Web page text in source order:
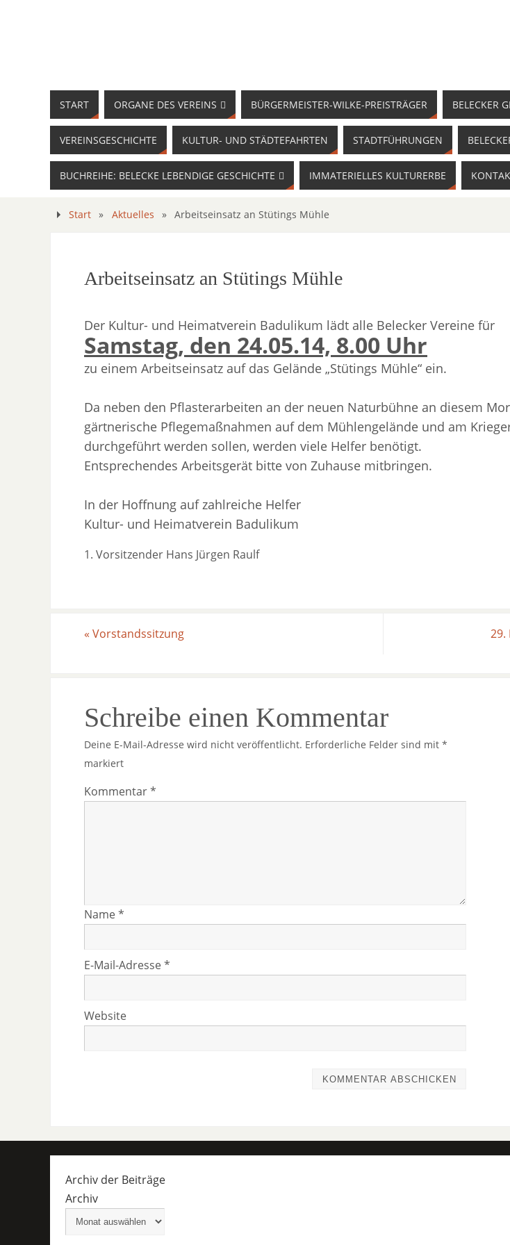
START ORGANE DES VEREINS BÜRGERMEISTER-WILKE-PREISTRÄGER BELECKER
VEREINSGESCHICHTE KULTUR- UND STÄDTEFAHRTEN STADTFÜHRUNGEN
BUCHREIHE: BELECKE LEBENDIGE GESCHICHTE IMMATERIELLES KULTURERBE
Start » Aktuelles » Arbeitseinsatz an Stütings Mühle
Arbeitseinsatz an Stütings Mühle
Der Kultur- und Heimatverein Badulikum lädt alle Belecker Vereine für
Samstag, den 24.05.14, 8.00 Uhr
zu einem Arbeitseinsatz auf das Gelände „Stütings Mühle“ ein.
Da neben den Pflasterarbeiten an der neuen Naturbühne an diesem
gärtnerische Pflegemaßnahmen auf dem Mühlengelände und am
durchgeführt werden sollen, werden viele Helfer benötigt.
Entsprechendes Arbeitsgerät bitte von Zuhause mitbringen.
In der Hoffnung auf zahlreiche Helfer
Kultur- und Heimatverein Badulikum
1. Vorsitzender Hans Jürgen Raulf
« Vorstandssitzung
29.
Schreibe einen Kommentar
Deine E-Mail-Adresse wird nicht veröffentlicht. Erforderliche Felder sind mit *
markiert
Kommentar*
Name*
E-Mail-Adresse*
Website
Archiv der Beiträge
Archiv